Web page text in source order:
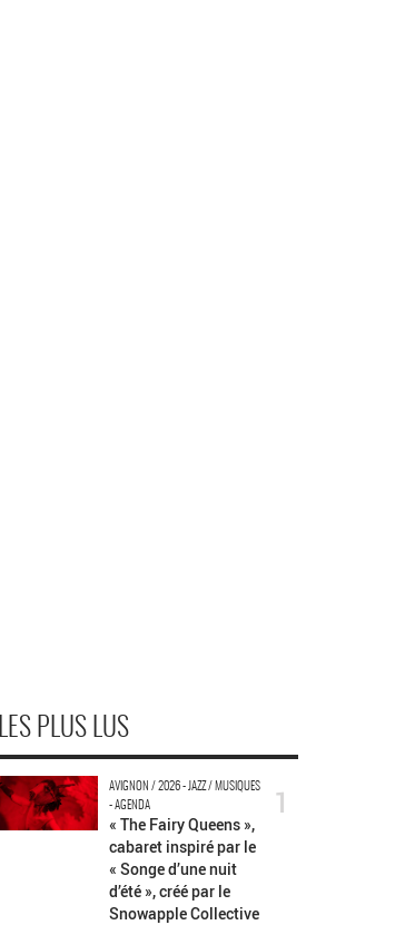
LES PLUS LUS
AVIGNON / 2026 - JAZZ / MUSIQUES
- AGENDA
« The Fairy Queens »,
cabaret inspiré par le
« Songe d’une nuit
d’été », créé par le
Snowapple Collective
1